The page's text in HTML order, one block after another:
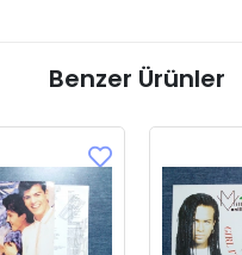
Benzer Ürünler